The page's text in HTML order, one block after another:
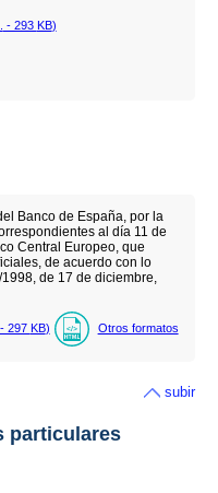
- 293 KB)
Banco de España, por la
al día 11 de
Central Europeo, que
de acuerdo con lo
de 17 de diciembre,
- 297 KB) Otros formatos
subir
particulares